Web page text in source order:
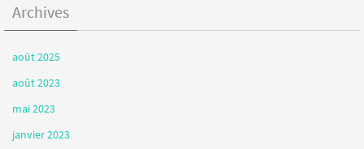
Archives
août 2025
août 2023
mai 2023
janvier 2023